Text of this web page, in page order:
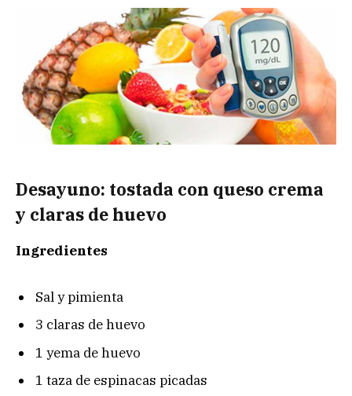
Desayuno: tostada con queso crema
y claras de huevo
Ingredientes
Sal y pimienta
3 claras de huevo
1 yema de huevo
1 taza de espinacas picadas